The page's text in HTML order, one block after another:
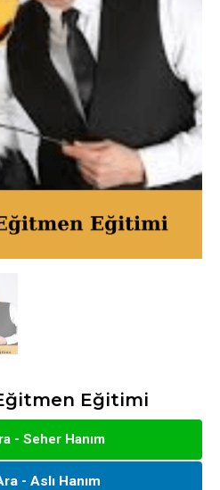
Eğitimi
- Seher Hanım
- Aslı Hanım